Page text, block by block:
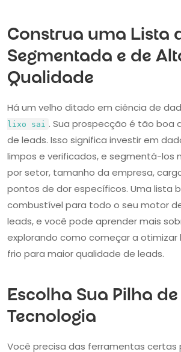
Construa uma Lista
Segmentada e de
Qualidade
Há um velho ditado em ciência de
lixo sai . Sua prospecção é tão boa
de leads. Isso significa investir em
limpos e verificados, e segmentá-los
por setor, tamanho da empresa,
pontos de dor específicos. Uma lista
combustível para todo o seu motor
leads, e você pode aprender mais
explorando como começar a otimizar
frio para maior qualidade de leads.
Escolha Sua Pilha de
Tecnologia
Você precisa das ferramentas certas